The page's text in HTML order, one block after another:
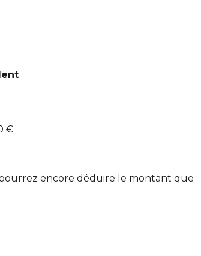
€
encore déduire le montant que